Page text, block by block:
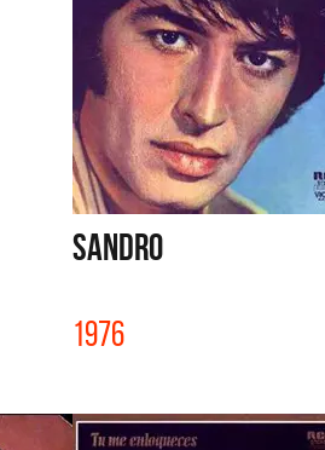
SANDRO
1976